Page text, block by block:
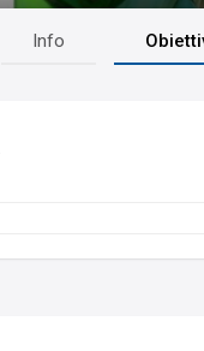
Info